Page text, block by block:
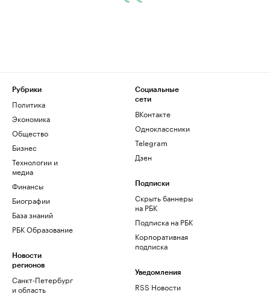
Рубрики
Политика
Экономика
Общество
Бизнес
Технологии и
медиа
Финансы
Биографии
База знаний
РБК Образование
Новости
регионов
Санкт-Петербург
и область
Социальные
сети
ВКонтакте
Одноклассники
Telegram
Дзен
Подписки
Скрыть баннеры
на РБК
Подписка на РБК
Корпоративная
подписка
Уведомления
RSS Новости